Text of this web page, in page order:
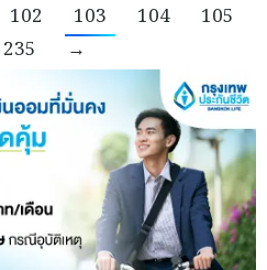
102 103 104
105
235 →